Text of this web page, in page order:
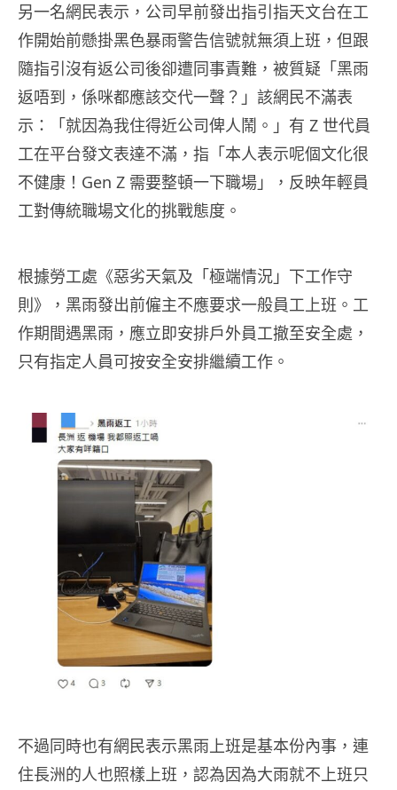
另一名網民表示，公司早前發出指引指天文台在工
作開始前懸掛黑色暴雨警告信號就無須上班，但跟
隨指引沒有返公司後卻遭同事責難，被質疑「黑雨
返唔到，係咪都應該交代一聲？」該網民不滿表
示：「就因為我住得近公司俾人鬧。」有 Z 世代員
工在平台發文表達不滿，指「本人表示呢個文化很
不健康！Gen Z 需要整頓一下職場」，反映年輕員
工對傳統職場文化的挑戰態度。
根據勞工處《惡劣天氣及「極端情況」下工作守
則》，黑雨發出前僱主不應要求一般員工上班。工
作期間遇黑雨，應立即安排戶外員工撤至安全處，
只有指定人員可按安全安排繼續工作。
不過同時也有網民表示黑雨上班是基本份內事，連
住長洲的人也照樣上班，認為因為大雨就不上班只